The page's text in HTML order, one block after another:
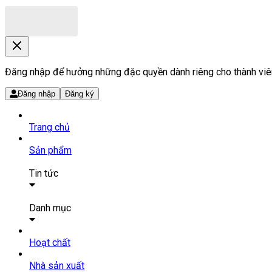
Đăng nhập để hưởng những đặc quyền dành riêng cho thành
Đăng nhập Đăng ký
Trang chủ
Sản phẩm
Tin tức
Tin tức
Danh mục
SẢN PHẨM THUỐC
Tất cả sản phẩm
Hoạt chất
Nhà sản xuất